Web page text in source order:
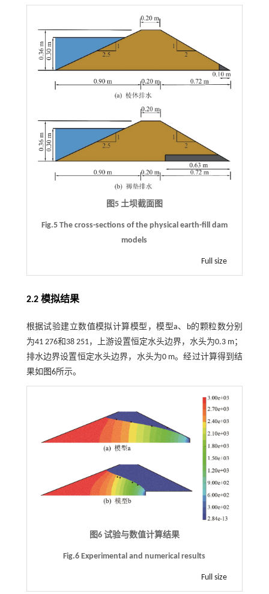
图5 土坝截面图
Fig.5 The cross-sections of the physical earth-fill dam
models
Full size
2.2 模拟结果
根据试验建立数值模拟计算模型，模型a、b的颗粒数分别
为41 276和38 251，上游设置恒定水头边界，水头为0.3 m；
排水边界设置恒定水头边界，水头为0 m。经过计算得到结
果如 图6所示。
图6 试验与数值计算结果
Fig.6 Experimental and numerical results
Full size